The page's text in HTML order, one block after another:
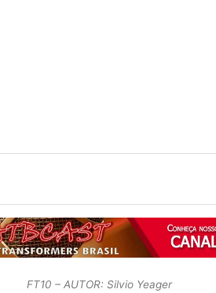
FT10 – AUTOR: Silvio Yeager